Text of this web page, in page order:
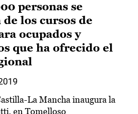
personas se
los cursos de
ocupados y
que ha ofrecido el
La Mancha inaugura la
en Tomelloso